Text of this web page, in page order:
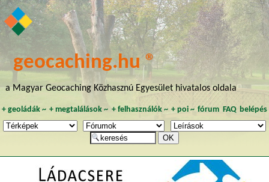
geocaching.hu ®
a Magyar Geocaching Közhasznú Egyesület hivatalos oldala
+ geoládák~ +megtalálások ~ + felhasználók~ + poi~ fórum FAQ belépés